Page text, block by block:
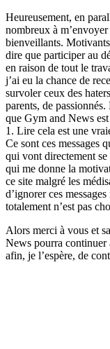
Heureusement, en
nombreux à m’envoyer
bienveillants.
dire que participer au
en raison de tout le
j’ai eu la chance de
survoler ceux des
parents, de
que Gym and News
1. Lire cela est une
Ce sont ces messages
qui vont directement
qui me donne la
ce site malgré les
d’ignorer ces
totalement n’est pas
Alors merci à vous et
News pourra continuer
afin, je l’espère, de